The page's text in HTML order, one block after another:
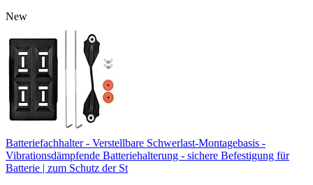
New
Batteriefachhalter - Verstellbare Schwerlast-Montagebasis -
Vibrationsdämpfende Batteriehalterung - sichere Befestigung für
Batterie | zum Schutz der St